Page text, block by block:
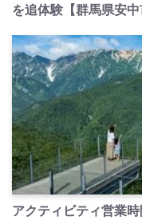
を追体験【群馬県安中
アクティビティ営業